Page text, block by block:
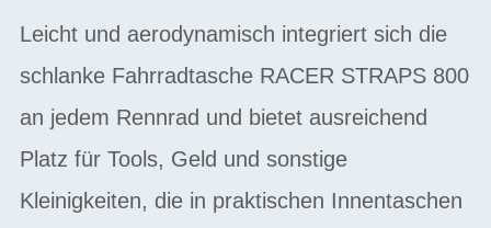
Leicht und aerodynamisch integriert sich die
schlanke Fahrradtasche RACER STRAPS 800
an jedem Rennrad und bietet ausreichend
Platz für Tools, Geld und sonstige
Kleinigkeiten, die in praktischen Innentaschen